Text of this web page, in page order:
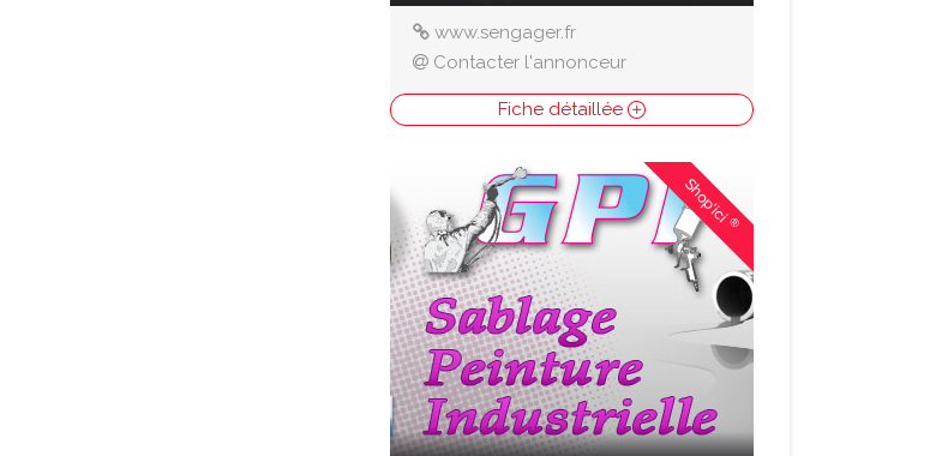
www.sengager.fr
Contacter l'annonceur
Fiche détaillée
Shop'ici®